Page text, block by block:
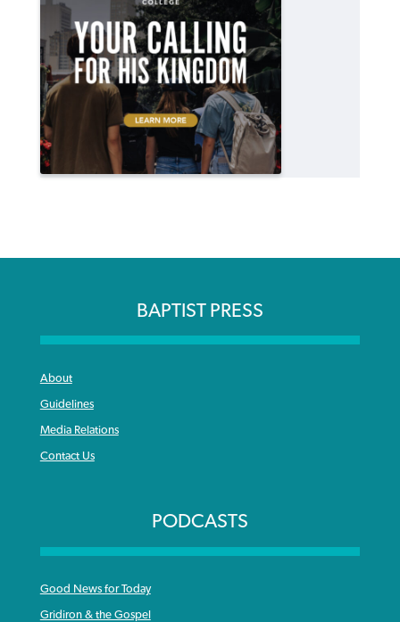
BAPTIST PRESS
About
Guidelines
Media Relations
Contact Us
PODCASTS
Good News for Today
Gridiron & the Gospel